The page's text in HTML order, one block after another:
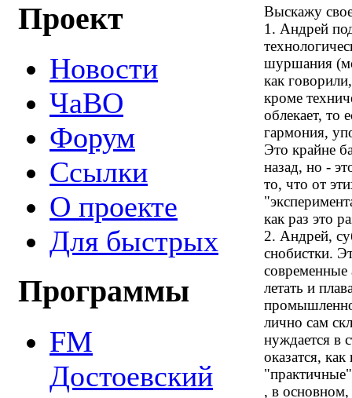
Проект
Новости
ЧаВО
Форум
Ссылки
О проекте
Для быстрых
Программы
FM
Достоевский
Выскажу
1. Андрей
шуршания
как
кроме
облекает, то
гармония,
Это крайне
назад, но -
то, что от
как раз это
2. Андрей,
снобистки.
современные
летать и
лично сам
нуждается в
оказатся,
, в основном,